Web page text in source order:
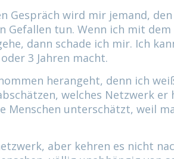
Gespräch wird mir jemand,
tun. Wenn ich mit dem
dann schade ich mir. Ich
3 Jahren macht.
herangeht, denn ich
welches Netzwerk er
Menschen unterschätzt, weil
aber kehren es nicht